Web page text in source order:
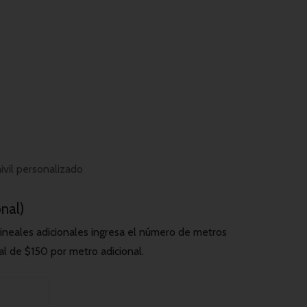
personalizado
adicionales ingresa el número de metros
de $150 por metro adicional.